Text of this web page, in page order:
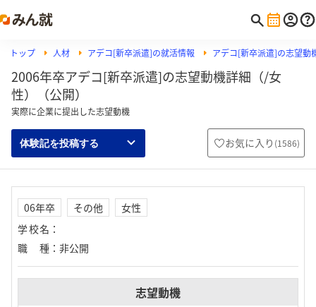
トップ 人材 アデコ[新卒派遣]の就活情報 アデコ[新卒派遣]の志望動
2006年卒アデコ[新卒派遣]の志望動機詳細（/女
性）（公開）
実際に企業に提出した志望動機
体験記を投稿する お気に入り (1586)
06年卒 その他
女性
学校名 ：
職種 ： 非公開
志望動機